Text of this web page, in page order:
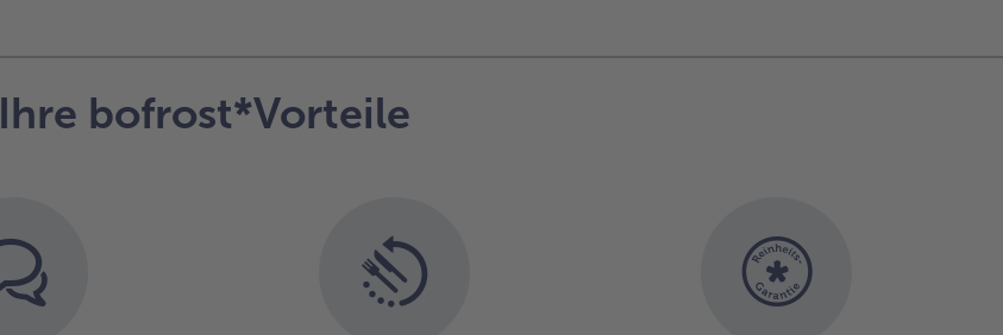
Ihre bofrost*Vorteile